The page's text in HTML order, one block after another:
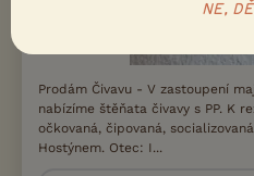
Prodám Čivavu - V zastoupení
nabízíme štěňata čivavy s PP. K
očkovaná, čipovaná,
Hostýnem. Otec: I...
NE,